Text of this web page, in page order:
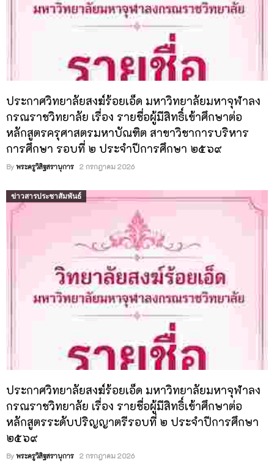
ประกาศวิทยาลัยสงฆ์ร้อยเอ็ด มหาวิทยาลัยมหาจุฬาลง
กรณราชวิทยาลัย เรื่อง รายชื่อผู้มีสิทธิ์เข้าศึกษาต่อ
หลักสูตรครุศาสตรมหาบัณฑิต สาขาวิชาการบริหาร
การศึกษา รอบที่ ๒ ประจำปีการศึกษา ๒๕๖๙
By พระครูวิสิฐสรานุการ 2 กรกฎาคม 2026
ข่าวสารประชาสัมพันธ์
ประกาศวิทยาลัยสงฆ์ร้อยเอ็ด มหาวิทยาลัยมหาจุฬาลง
กรณราชวิทยาลัย เรื่อง รายชื่อผู้มีสิทธิ์เข้าศึกษาต่อ
หลักสูตรระดับปริญญาตรีรอบที่ ๒ ประจำปีการศึกษา
๒๕๖๙
By พระครูวิสิฐสรานุการ 2 กรกฎาคม 2026